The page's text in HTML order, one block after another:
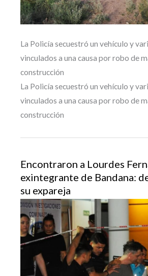
La Policía secuestró un vehículo y
vinculados a una causa por robo de
construcción
La Policía secuestró un vehículo y
vinculados a una causa por robo de
construcción
Encontraron a Lourdes
exintegrante de Bandana:
su expareja